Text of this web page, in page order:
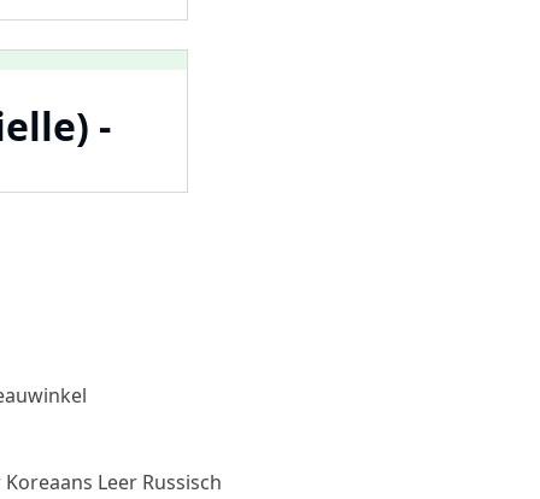
-
Koreaans Leer Russisch